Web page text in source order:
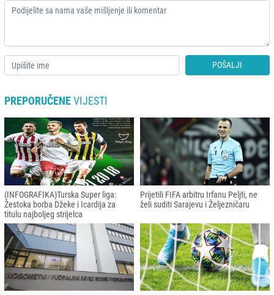
POŠALJI
PREPORUČENEVIJESTI
(INFOGRAFIKA)Turska Super liga:
Žestoka borba Džeke i Icardija za
titulu najboljeg strijelca
Prijetili FIFA arbitru Irfanu Peljti, ne
želi suditi Sarajevu i Željezničaru